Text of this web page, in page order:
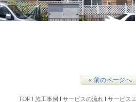
« 前のページへ
TOPl 施工事例 サービスの流れl サービス